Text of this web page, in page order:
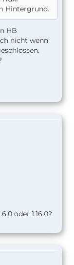
Hintergrund.
HB
nicht wenn
oder 1.16.0?